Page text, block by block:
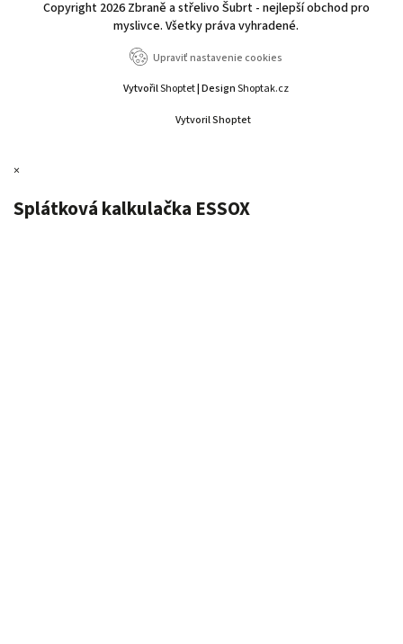
Vytvoril Shoptet
Copyright 2026 Zbraně a střelivo Šubrt - nejlepší obchod pro
myslivce. Všetky práva vyhradené.
Upraviť nastavenie cookies
VytvořilShoptet| DesignShoptak.cz
×
Splátková kalkulačka ESSOX